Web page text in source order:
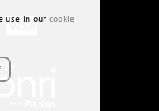
use in our cookie